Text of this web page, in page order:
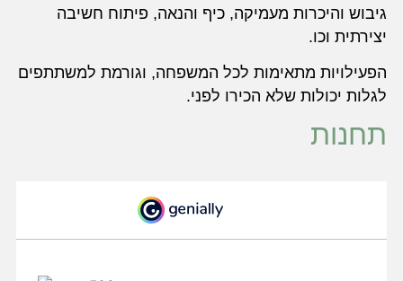
גיבוש והיכרות מעמיקה, כיף והנאה, פיתוח חשיבה
יצירתית וכו.
הפעילויות מתאימות לכל המשפחה, וגורמת למשתתפים
לגלות יכולות שלא הכירו לפני.
תחנות